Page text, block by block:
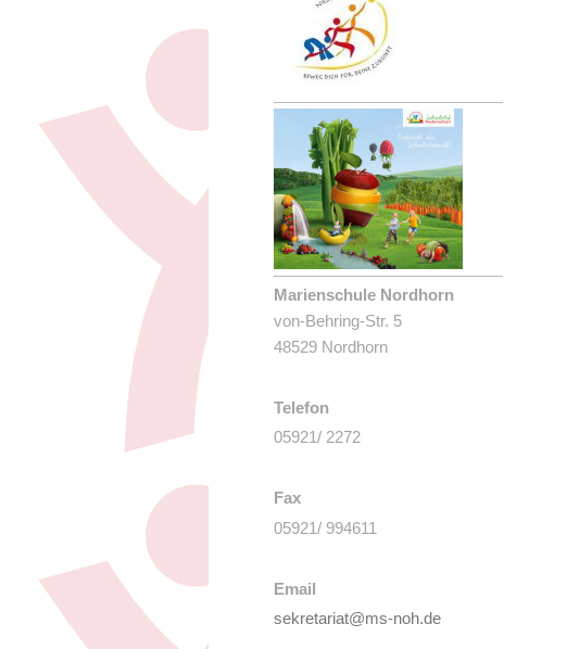
Marienschule Nordhorn
von-Behring-Str. 5
48529 Nordhorn
Telefon
05921/ 2272
Fax
05921/ 994611
Email
sekretariat@ms-noh.de